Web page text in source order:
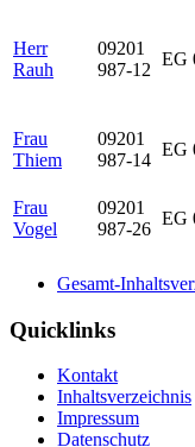
Herr
Rauh
09201
987-12
EG
Frau
Thiem
09201
987-14
EG
Frau
Vogel
09201
987-26
EG
Gesamt-
Quicklinks
Kontakt
Inhaltsverzeichnis
Impressum
Datenschutz